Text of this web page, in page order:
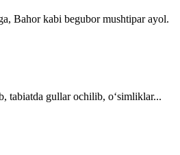
Bahor kabi begubor mushtipar ayol.
tabiatda gullar ochilib, o‘simliklar...